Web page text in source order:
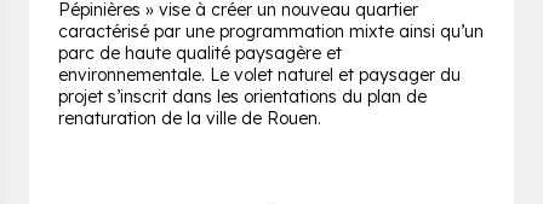
Pépinières » vise à créer un nouveau quartier
caractérisé par une programmation mixte ainsi qu’un
parc de haute qualité paysagère et
environnementale. Le volet naturel et paysager du
projet s’inscrit dans les orientations du plan de
renaturation de la ville de Rouen.